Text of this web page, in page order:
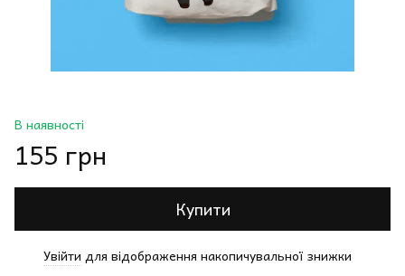
В наявності
155 грн
Купити
Увійти для відображення накопичувальної знижки